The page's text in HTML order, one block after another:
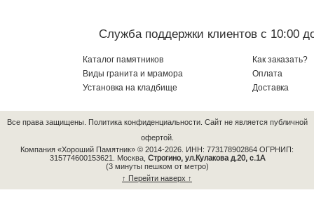
Служба поддержки клиентов с 10:00
Каталог памятников
Виды гранита и мрамора
Установка на кладбище
Как заказать?
Оплата
Доставка
Все права защищены. Политика конфиденциальности. Сайт не является публичной
офертой.
Компания «Хороший Памятник» © 2014-2026. ИНН: 773178902864 ОГРНИП:
315774600153621.
Москва, Строгино, ул.Кулакова д.20, с.1А
(3 минуты пешком от метро)
↑ Перейти наверх ↑